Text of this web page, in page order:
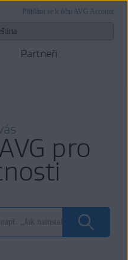
Přihlásit se k účtu AVG Account
Partneři
pro